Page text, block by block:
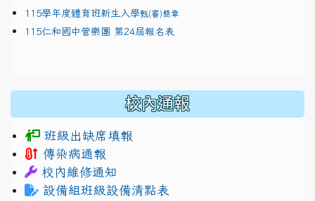
115學年度體育班新生入學甄(審)簡章
115仁和國中管樂團 第24屆報名表
校內通報
班級出缺席填報
傳染病通報
校內維修通知
設備組班級設備清點表